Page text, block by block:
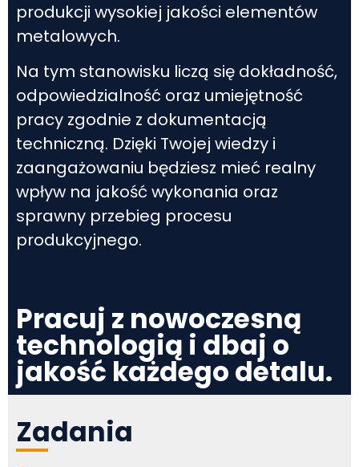
produkcji wysokiej jakości elementów
metalowych.
Na tym stanowisku liczą się dokładność,
odpowiedzialność oraz umiejętność
pracy zgodnie z dokumentacją
techniczną. Dzięki Twojej wiedzy i
zaangażowaniu będziesz mieć realny
wpływ na jakość wykonania oraz
sprawny przebieg procesu
produkcyjnego.
Pracuj z nowoczesną
technologią i dbaj o
jakość każdego detalu.
Zadania